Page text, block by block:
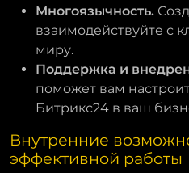
Многоязычность.
взаимодействуйте с
миру.
Поддержка и
поможет вам
Битрикс24 в ваш
Внутренние
эффективной работы